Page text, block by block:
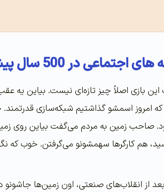
اجتماعی در 500 سال پیش
امروز اسمشو گذاشتیم شبکه‌سازی قدرتمند.
صاحب زمین به مردم می‌گفت بیاین روی
هم کارگرها سهمشونو می‌گرفتن. خوب
بعد از انقلاب‌های صنعتی، اون زمین‌ها